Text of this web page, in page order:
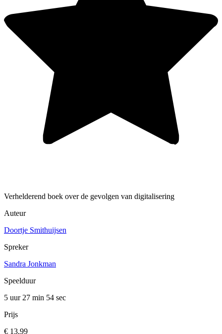
Verhelderend boek over de gevolgen van digitalisering
Auteur
Doortje Smithuijsen
Spreker
Sandra Jonkman
Speelduur
5 uur 27 min 54 sec
Prijs
€ 13,99